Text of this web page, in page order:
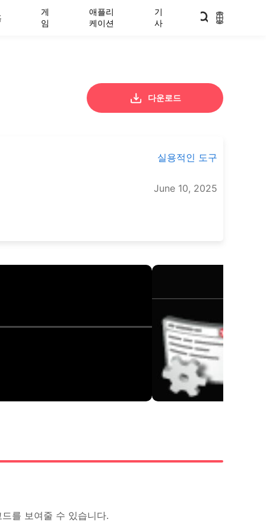
게
임
애플리
케이션
기
사
다운로드
실용적인 도구
June 10, 2025
를 보여줄 수 있습니다.